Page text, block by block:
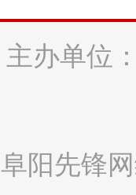
主办单位
阜阳先锋